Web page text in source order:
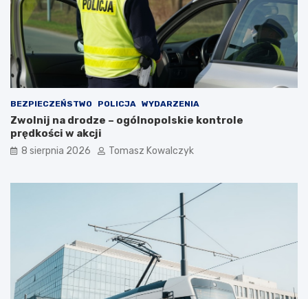
g
i
e
w
a
t
o
s
i
ć
?
c
l
e
t
n
m
c
i
e
BEZPIECZEŃSTWO POLICJA WYDARZENIA
Zwolnij na drodze – ogólnopolskie kontrole
prędkości w akcji
8 sierpnia 2026 Tomasz Kowalczyk